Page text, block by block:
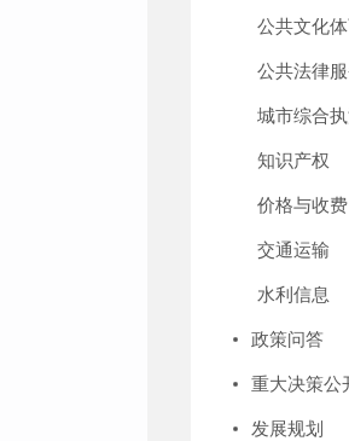
公共文化
公共法律
城市综合
知识产权
价格与收费
交通运输
水利信息
政策问答
重大决策公
发展规划